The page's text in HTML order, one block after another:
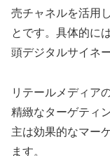
売チャネルを活用
とです。具体的に
頭デジタルサイネ
リテールメディア
精緻なターゲティ
主は効果的なマー
ます。